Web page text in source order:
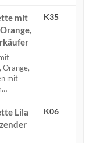
mit
Orange,
mit
K35
Lila
K06